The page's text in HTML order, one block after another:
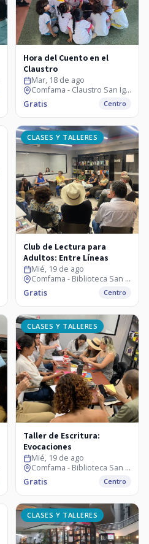
Hora del Cuento en el
Claustro
Mar, 18 de ago
Comfama - Claustro San Ignacio
Gratis Centro
CLASES Y TALLERES
Club de Lectura para
Adultos: Entre Líneas
Mié, 19 de ago
Comfama - Biblioteca San Ignacio
Gratis Centro
CLASES Y TALLERES
Taller de Escritura:
Evocaciones
Mié, 19 de ago
Comfama - Biblioteca San Ignacio
Gratis Centro
CLASES Y TALLERES